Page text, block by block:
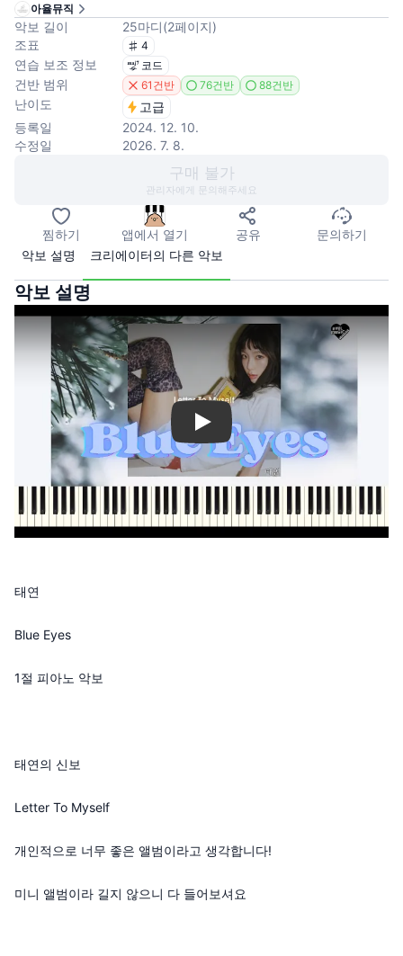
아율뮤직
악보 길이 25마디(2페이지)
조표
4
연습 보조 정보 코드
건반 범위 61건반 76건반 88건반
난이도
고급
등록일
2024. 12. 10.
수정일
2026. 7. 8.
구매 불가
관리자에게 문의해주세요
찜하기 앱에서 열기 공유
문의하기
악보 설명
크리에이터의 다른 악보
악보 설명
Play
태연
Blue Eyes
1절 피아노 악보
태연의 신보
Letter To Myself
개인적으로 너무 좋은 앨범이라고 생각합니다!
미니 앨범이라 길지 않으니 다 들어보셔요